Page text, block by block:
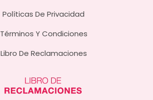
Políticas De Privacidad
Términos Y Condiciones
Libro De Reclamaciones